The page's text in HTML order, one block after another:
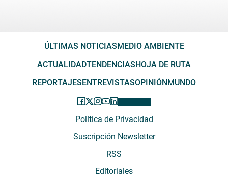
ÚLTIMAS NOTICIASMEDIO AMBIENTE
ACTUALIDADTENDENCIASHOJA DE RUTA
REPORTAJESENTREVISTASOPINIÓNMUNDO
Política de Privacidad
Suscripción Newsletter
RSS
Editoriales